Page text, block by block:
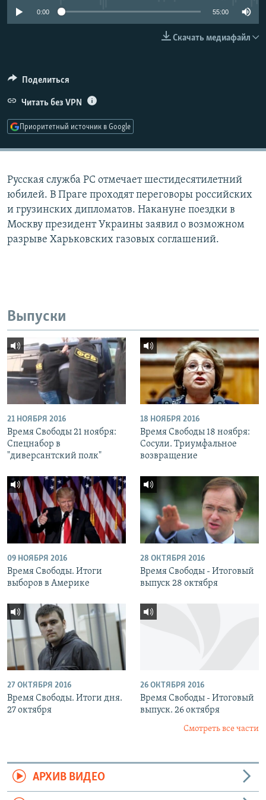
РАСПИСАНИЕ ВЕЩАНИЯ
0:00 55:00
Скачать медиафайл
Поделиться
Читать без VPN
Приоритетный источник в Google
Русская служба РС отмечает шестидесятилетний
юбилей. В Праге проходят переговоры российских
и грузинских дипломатов. Накануне поездки в
Москву президент Украины заявил о возможном
разрыве Харьковских газовых соглашений.
Выпуски
21 НОЯБРЯ 2016
Время Свободы 21 ноября:
Спецнабор в
"диверсантский полк"
18 НОЯБРЯ 2016
Время Свободы 18 ноября:
Сосули. Триумфальное
возвращение
09 НОЯБРЯ 2016
Время Свободы. Итоги
выборов в Америке
28 ОКТЯБРЯ 2016
Время Свободы - Итоговый
выпуск 28 октября
27 ОКТЯБРЯ 2016
Время Свободы. Итоги дня.
27 октября
26 ОКТЯБРЯ 2016
Время Свободы - Итоговый
выпуск. 26 октября
Смотреть все части
АРХИВ ВИДЕО